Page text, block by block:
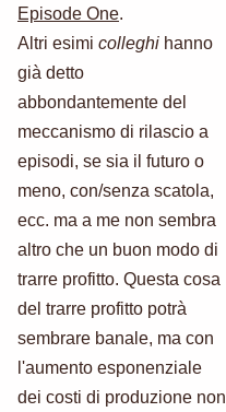
Episode One.
Altri esimi colleghi hanno
già detto
abbondantemente del
meccanismo di rilascio a
episodi, se sia il futuro o
meno, con/senza scatola,
ecc. ma a me non sembra
altro che un buon modo di
trarre profitto. Questa cosa
del trarre profitto potrà
sembrare banale, ma con
l'aumento esponenziale
dei costi di produzione non